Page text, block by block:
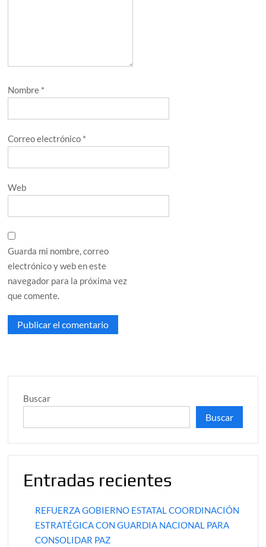
Nombre *
Correo electrónico *
Web
Guarda mi nombre, correo
electrónico y web en este
navegador para la próxima vez
que comente.
Buscar
Buscar
Entradas recientes
REFUERZA GOBIERNO ESTATAL COORDINACIÓN
ESTRATÉGICA CON GUARDIA NACIONAL PARA
CONSOLIDAR PAZ